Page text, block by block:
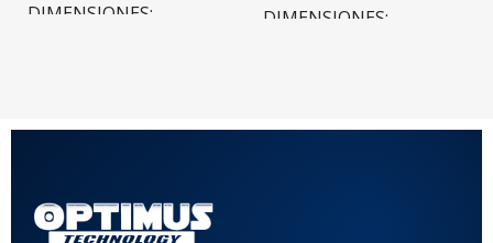
DIMENSIONES DIMENSIONES
COLOR